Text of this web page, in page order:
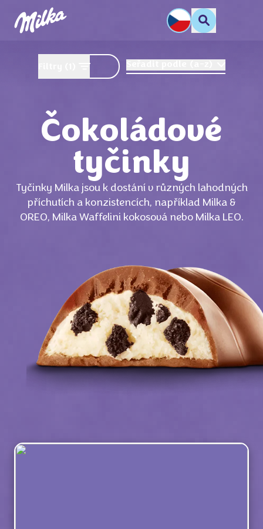
Čokoládové
tyčinky
Tyčinky Milka jsou k dostání v různých lahodných
příchutích a konzistencích, například Milka &
OREO, Milka Waffelini kokosová nebo Milka LEO.